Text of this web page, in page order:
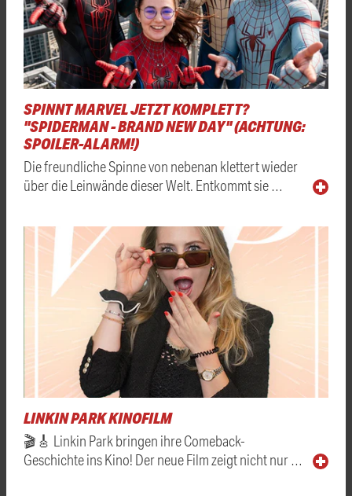
SPINNT MARVEL JETZT KOMPLETT?
"SPIDERMAN - BRAND NEW DAY" (ACHTUNG:
SPOILER-ALARM!)
Die freundliche Spinne von nebenan klettert wieder
über die Leinwände dieser Welt. Entkommt sie …
LINKIN PARK KINOFILM
🎬🎸 Linkin Park bringen ihre Comeback-
Geschichte ins Kino! Der neue Film zeigt nicht nur …